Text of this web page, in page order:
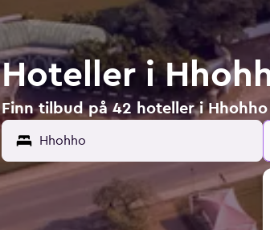
Hoteller i
Finn tilbud på 42 hoteller i Hhohho